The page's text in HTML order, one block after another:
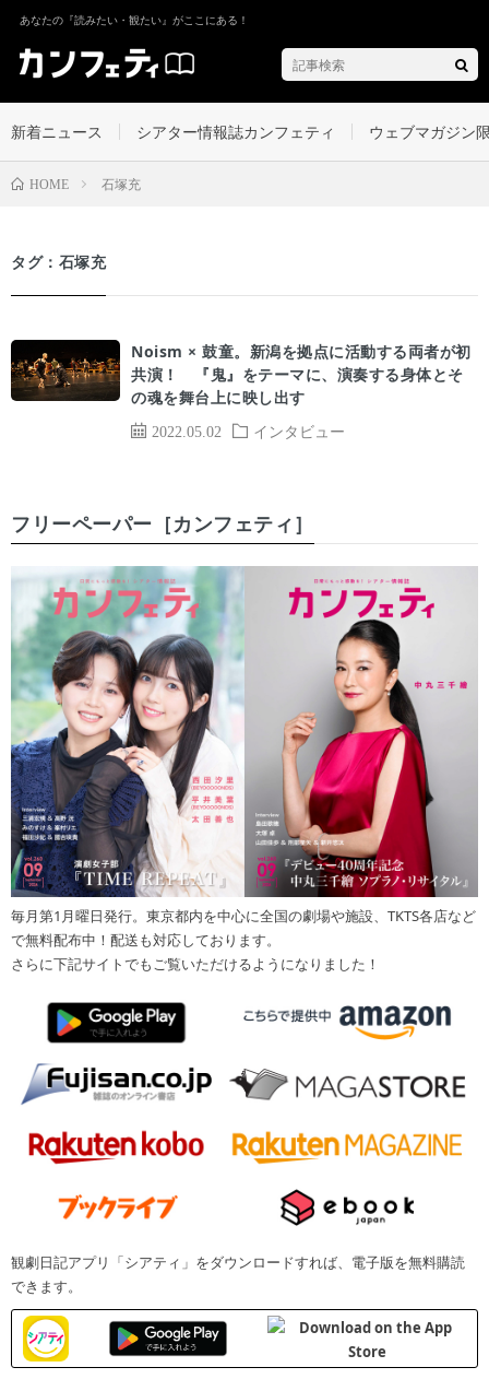
あなたの『読みたい・観たい』がここにある！
新着ニュース シアター情報誌カンフェティ ウェブマガジン
HOME 石塚充
タグ：石塚充
2022.05.02 インタビュー
Noism × 鼓童。新潟を拠点に活動する両者が初
共演！ 『鬼』をテーマに、演奏する身体とそ
の魂を舞台上に映し出す
フリーペーパー［カンフェティ］
毎月第1月曜日発行。東京都内を中心に全国の劇場や施設、TKTS各店など
で無料配布中！配送も対応しております。
さらに下記サイトでもご覧いただけるようになりました！
観劇日記アプリ「シアティ」をダウンロードすれば、電子版を無料購読
できます。